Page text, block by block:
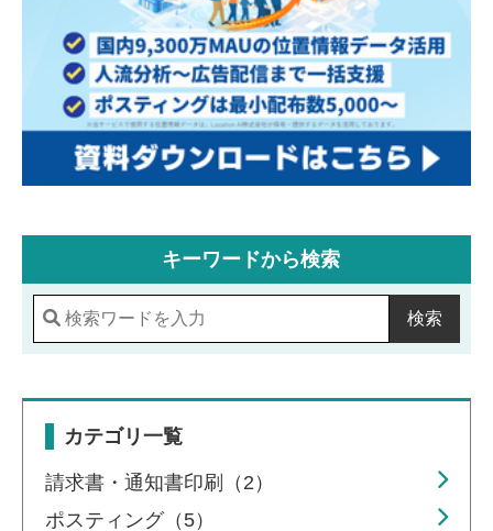
キーワードから検索
検索
カテゴリ一覧
請求書・通知書印刷（2）
ポスティング（5）